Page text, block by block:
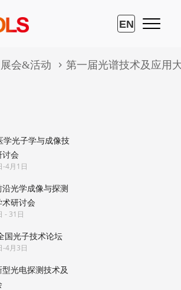
EN
展会&活动 第一届光谱技术及应用
学光子学与成像技
会
4月1日
光学成像与探测
研讨会
- 31日
国光子技术论坛
4月3日
光电探测技术及